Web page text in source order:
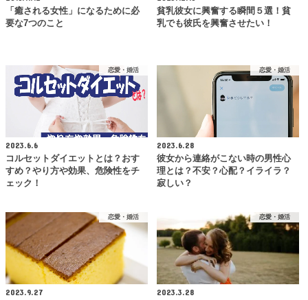
「癒される女性」になるために必
要な7つのこと
貧乳彼女に興奮する瞬間５選！貧
乳でも彼氏を興奮させたい！
恋愛・婚活
2023.6.6
コルセットダイエットとは？おす
すめ？やり方や効果、危険性をチ
ェック！
恋愛・婚活
2023.6.28
彼女から連絡がこない時の男性心
理とは？不安？心配？イライラ？
寂しい？
恋愛・婚活
2023.9.27
恋愛・婚活
2023.3.28